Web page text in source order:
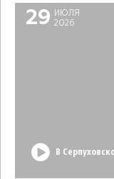
29
ИЮЛЯ
2026
В